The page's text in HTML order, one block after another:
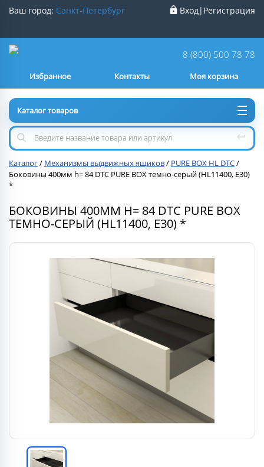
Ваш город: Санкт-Петербург
Нет
Вход| Регистрация
8 (800) 500 78 78
Контакты
Избранное Моя корзина
Каталог товаров
Каталог/ Механизмы выдвижных ящиков/ PURE BOX HL DTC/
Боковины 400мм h= 84 DTC PURE BOX темно-серый (HL11400, E30)
*
БОКОВИНЫ 400ММ H= 84 DTC PURE BOX
ТЕМНО-СЕРЫЙ (HL11400, E30) *